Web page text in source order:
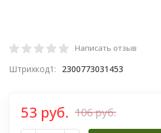
Написать отзыв
Штрихкод1: 2300773031453
53 руб. 106 руб.